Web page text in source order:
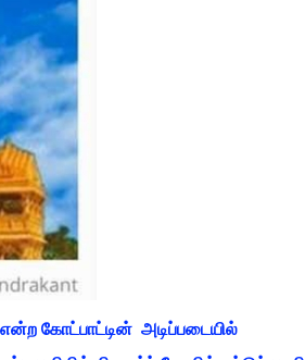
கோட்பாட்டின் அடிப்படையில்